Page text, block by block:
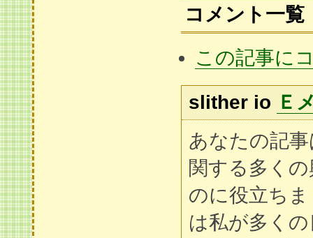
コメント一覧
この記事に
slither io Ｅ
あなたの記
関する多く
のに役立ち
は私が多く